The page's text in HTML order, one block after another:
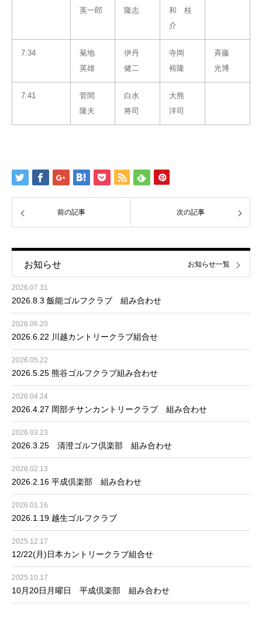
英一郎
隆志
和 桂
介
7:34
菊地
英雄
伊丹
健二
寺岡
裕隆
斉藤
光博
7:41
菅間
隆夫
白水
将司
大熊
洋司
前の記事 次の記事
お知らせ
2026.07.31
2026.8.3 飯能ゴルフクラブ 組み合わせ
2026.06.20
2026.6.22 川越カントリークラブ組合せ
2026.05.22
2026.5.25 熊谷ゴルフクラブ組み合わせ
2026.04.24
2026.4.27 岡部チサンカントリークラブ 組み合わせ
2026.03.23
2026.3.25 清澄ゴルフ倶楽部 組み合わせ
2026.02.13
2026.2.16 平成倶楽部 組み合わせ
2026.01.16
2026.1.19 越生ゴルフクラブ
2025.12.17
12/22(月)日本カントリークラブ組合せ
2025.10.17
10月20日月曜日 平成倶楽部 組み合わせ
お知らせ一覧